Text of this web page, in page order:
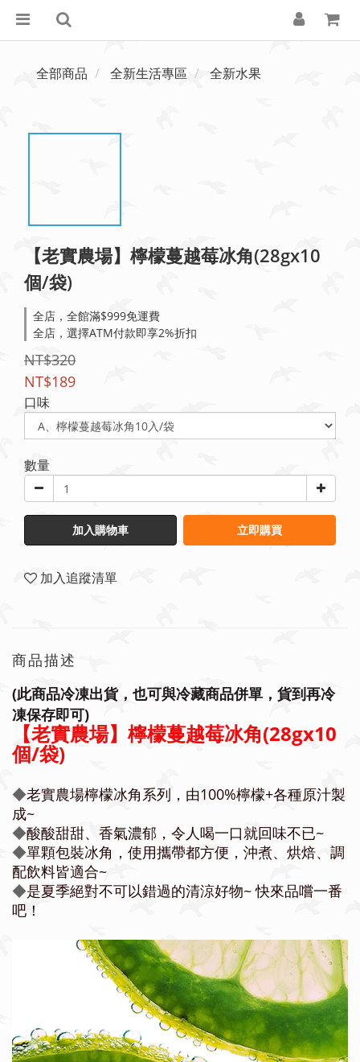
全部商品 全新生活專區 全新水果
【老實農場】檸檬蔓越莓冰角(28gx10
個/袋)
全店，全館滿$999免運費
全店，選擇ATM付款即享2%折扣
NT$320
NT$189
口味
數量
加入購物車 立即購買
加入追蹤清單
商品描述
(此商品冷凍出貨，也可與冷藏商品併單，貨到再冷
凍保存即可)
【老實農場】檸檬蔓越莓冰角(28gx10
個/袋)
◆老實農場檸檬冰角系列，由100%檸檬+各種原汁製
成~
◆酸酸甜甜、香氣濃郁，令人喝一口就回味不已~
◆單顆包裝冰角，使用攜帶都方便，沖煮、烘焙、調
配飲料皆適合~
◆是夏季絕對不可以錯過的清涼好物~ 快來品嚐一番
吧！